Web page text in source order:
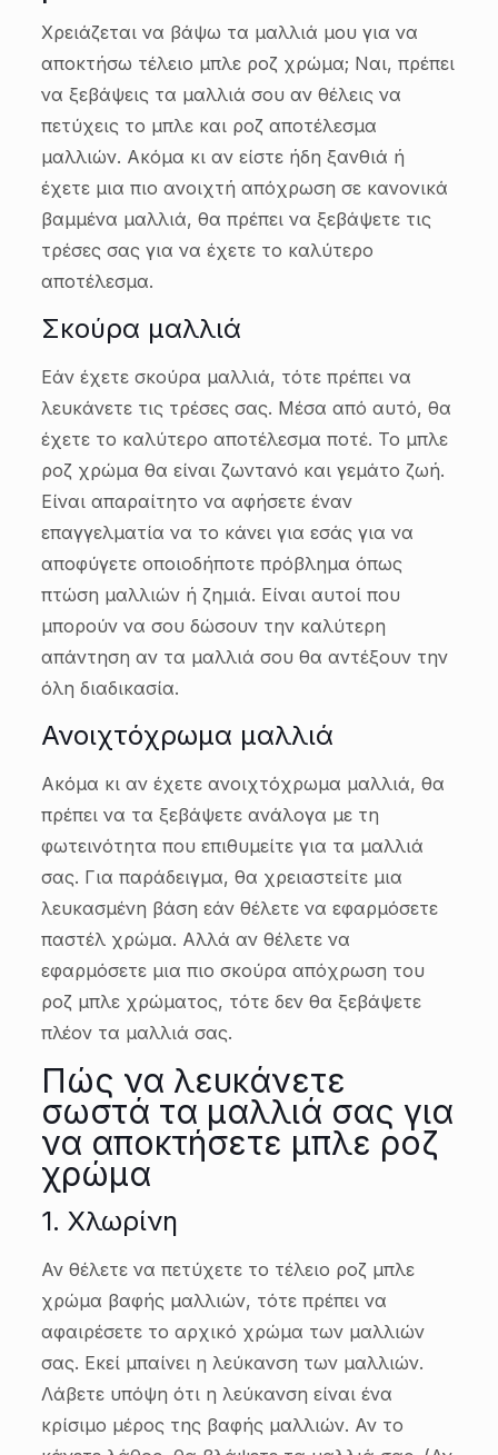
Χρειάζεται να βάψω τα μαλλιά μου για να
αποκτήσω τέλειο μπλε ροζ χρώμα; Ναι, πρέπει
να ξεβάψεις τα μαλλιά σου αν θέλεις να
πετύχεις το μπλε και ροζ αποτέλεσμα
μαλλιών. Ακόμα κι αν είστε ήδη ξανθιά ή
έχετε μια πιο ανοιχτή απόχρωση σε κανονικά
βαμμένα μαλλιά, θα πρέπει να ξεβάψετε τις
τρέσες σας για να έχετε το καλύτερο
αποτέλεσμα.
Σκούρα μαλλιά
Εάν έχετε σκούρα μαλλιά, τότε πρέπει να
λευκάνετε τις τρέσες σας. Μέσα από αυτό, θα
έχετε το καλύτερο αποτέλεσμα ποτέ. Το μπλε
ροζ χρώμα θα είναι ζωντανό και γεμάτο ζωή.
Είναι απαραίτητο να αφήσετε έναν
επαγγελματία να το κάνει για εσάς για να
αποφύγετε οποιοδήποτε πρόβλημα όπως
πτώση μαλλιών ή ζημιά. Είναι αυτοί που
μπορούν να σου δώσουν την καλύτερη
απάντηση αν τα μαλλιά σου θα αντέξουν την
όλη διαδικασία.
Ανοιχτόχρωμα μαλλιά
Ακόμα κι αν έχετε ανοιχτόχρωμα μαλλιά, θα
πρέπει να τα ξεβάψετε ανάλογα με τη
φωτεινότητα που επιθυμείτε για τα μαλλιά
σας. Για παράδειγμα, θα χρειαστείτε μια
λευκασμένη βάση εάν θέλετε να εφαρμόσετε
παστέλ χρώμα. Αλλά αν θέλετε να
εφαρμόσετε μια πιο σκούρα απόχρωση του
ροζ μπλε χρώματος, τότε δεν θα ξεβάψετε
πλέον τα μαλλιά σας.
Πώς να λευκάνετε
σωστά τα μαλλιά σας για
να αποκτήσετε μπλε ροζ
χρώμα
1. Χλωρίνη
Αν θέλετε να πετύχετε το τέλειο ροζ μπλε
χρώμα βαφής μαλλιών, τότε πρέπει να
αφαιρέσετε το αρχικό χρώμα των μαλλιών
σας. Εκεί μπαίνει η λεύκανση των μαλλιών.
Λάβετε υπόψη ότι η λεύκανση είναι ένα
κρίσιμο μέρος της βαφής μαλλιών. Αν το